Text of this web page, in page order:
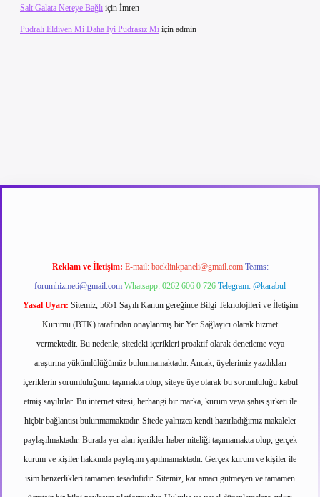
Salt Galata Nereye Bağlı için İmren
Pudralı Eldiven Mi Daha Iyi Pudrasız Mı için admin
Reklam ve İletişim: E-mail: backlinkpaneli@gmail.com Teams:
forumhizmeti@gmail.com Whatsapp: 0262 606 0 726 Telegram: @karabul
Yasal Uyarı: Sitemiz, 5651 Sayılı Kanun gereğince Bilgi Teknolojileri ve İletişim
Kurumu (BTK) tarafından onaylanmış bir Yer Sağlayıcı olarak hizmet
vermektedir. Bu nedenle, sitedeki içerikleri proaktif olarak denetleme veya
araştırma yükümlülüğümüz bulunmamaktadır. Ancak, üyelerimiz yazdıkları
içeriklerin sorumluluğunu taşımakta olup, siteye üye olarak bu sorumluluğu kabul
etmiş sayılırlar. Bu internet sitesi, herhangi bir marka, kurum veya şahıs şirketi ile
hiçbir bağlantısı bulunmamaktadır. Sitede yalnızca kendi hazırladığımız makaleler
paylaşılmaktadır. Burada yer alan içerikler haber niteliği taşımamakta olup, gerçek
kurum ve kişiler hakkında paylaşım yapılmamaktadır. Gerçek kurum ve kişiler ile
isim benzerlikleri tamamen tesadüfidir. Sitemiz, kar amacı gütmeyen ve tamamen